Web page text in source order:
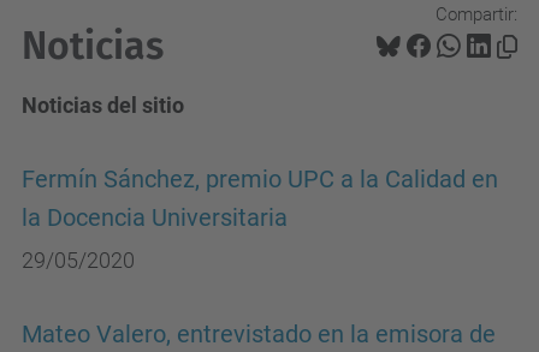
Compartir:
Noticias
Noticias del sitio
Fermín Sánchez, premio UPC a la Calidad en
la Docencia Universitaria
29/05/2020
Mateo Valero, entrevistado en la emisora de